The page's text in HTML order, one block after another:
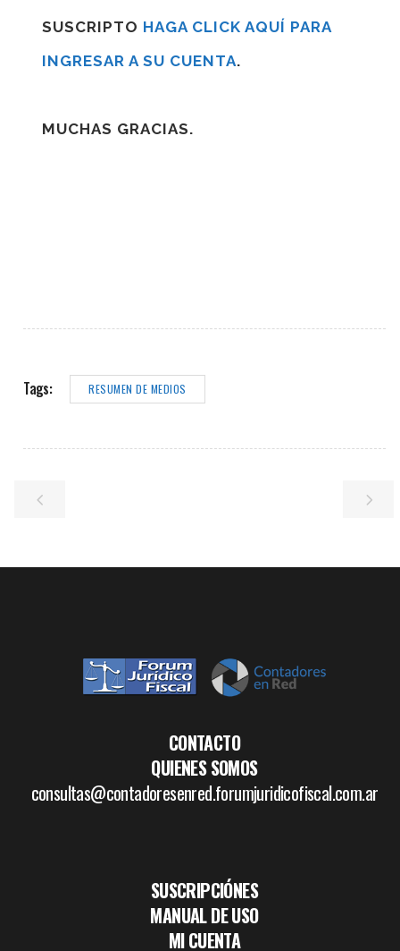
SUSCRIPTO HAGA CLICK AQUÍ PARA
INGRESAR A SU CUENTA.
MUCHAS GRACIAS.
Tags: RESUMEN DE MEDIOS
CONTACTO
QUIENES SOMOS
consultas@contadoresenred.forumjuridicofiscal.com.ar
SUSCRIPCIÓNES
MANUAL DE USO
MI CUENTA